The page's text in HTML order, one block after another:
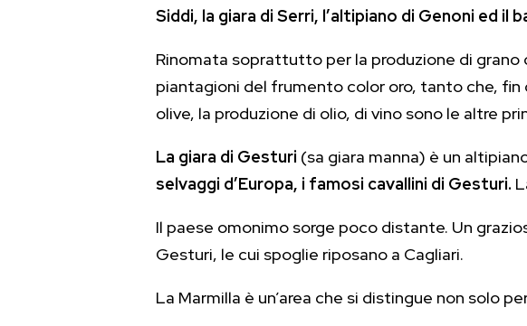
Siddi, la giara di Serri, l’altipiano di Genoni ed il
Rinomata soprattutto per la produzione di grano
piantagioni del frumento color oro, tanto che, fin
olive, la produzione di olio, di vino sono le altre
La giara di Gesturi (sa giara manna) è un
selvaggi d’Europa, i famosi cavallini di Gesturi.
Il paese omonimo sorge poco distante. Un
Gesturi, le cui spoglie riposano a Cagliari.
La Marmilla è un’area che si distingue non solo